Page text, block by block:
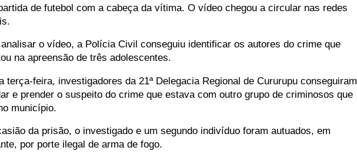
de futebol com a cabeça da vítima. O vídeo chegou a circular nas redes
o vídeo, a Polícia Civil conseguiu identificar os autores do crime que
na apreensão de três adolescentes.
terça-feira, investigadores da 21ª Delegacia Regional de Cururupu conseguiram
e prender o suspeito do crime que estava com outro grupo de criminosos que
município.
da prisão, o investigado e um segundo indivíduo foram autuados, em
por porte ilegal de arma de fogo.